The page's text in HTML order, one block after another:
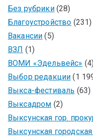
Без рубрики(28)
Благоустройство (231)
Вакансии (5)
ВЗЛ (1)
ВОМИ «Эдельвейс»
Выбор редакции (1
Выкса-фестиваль (63)
Выксадром (2)
Выксунская гор.
Выксунская